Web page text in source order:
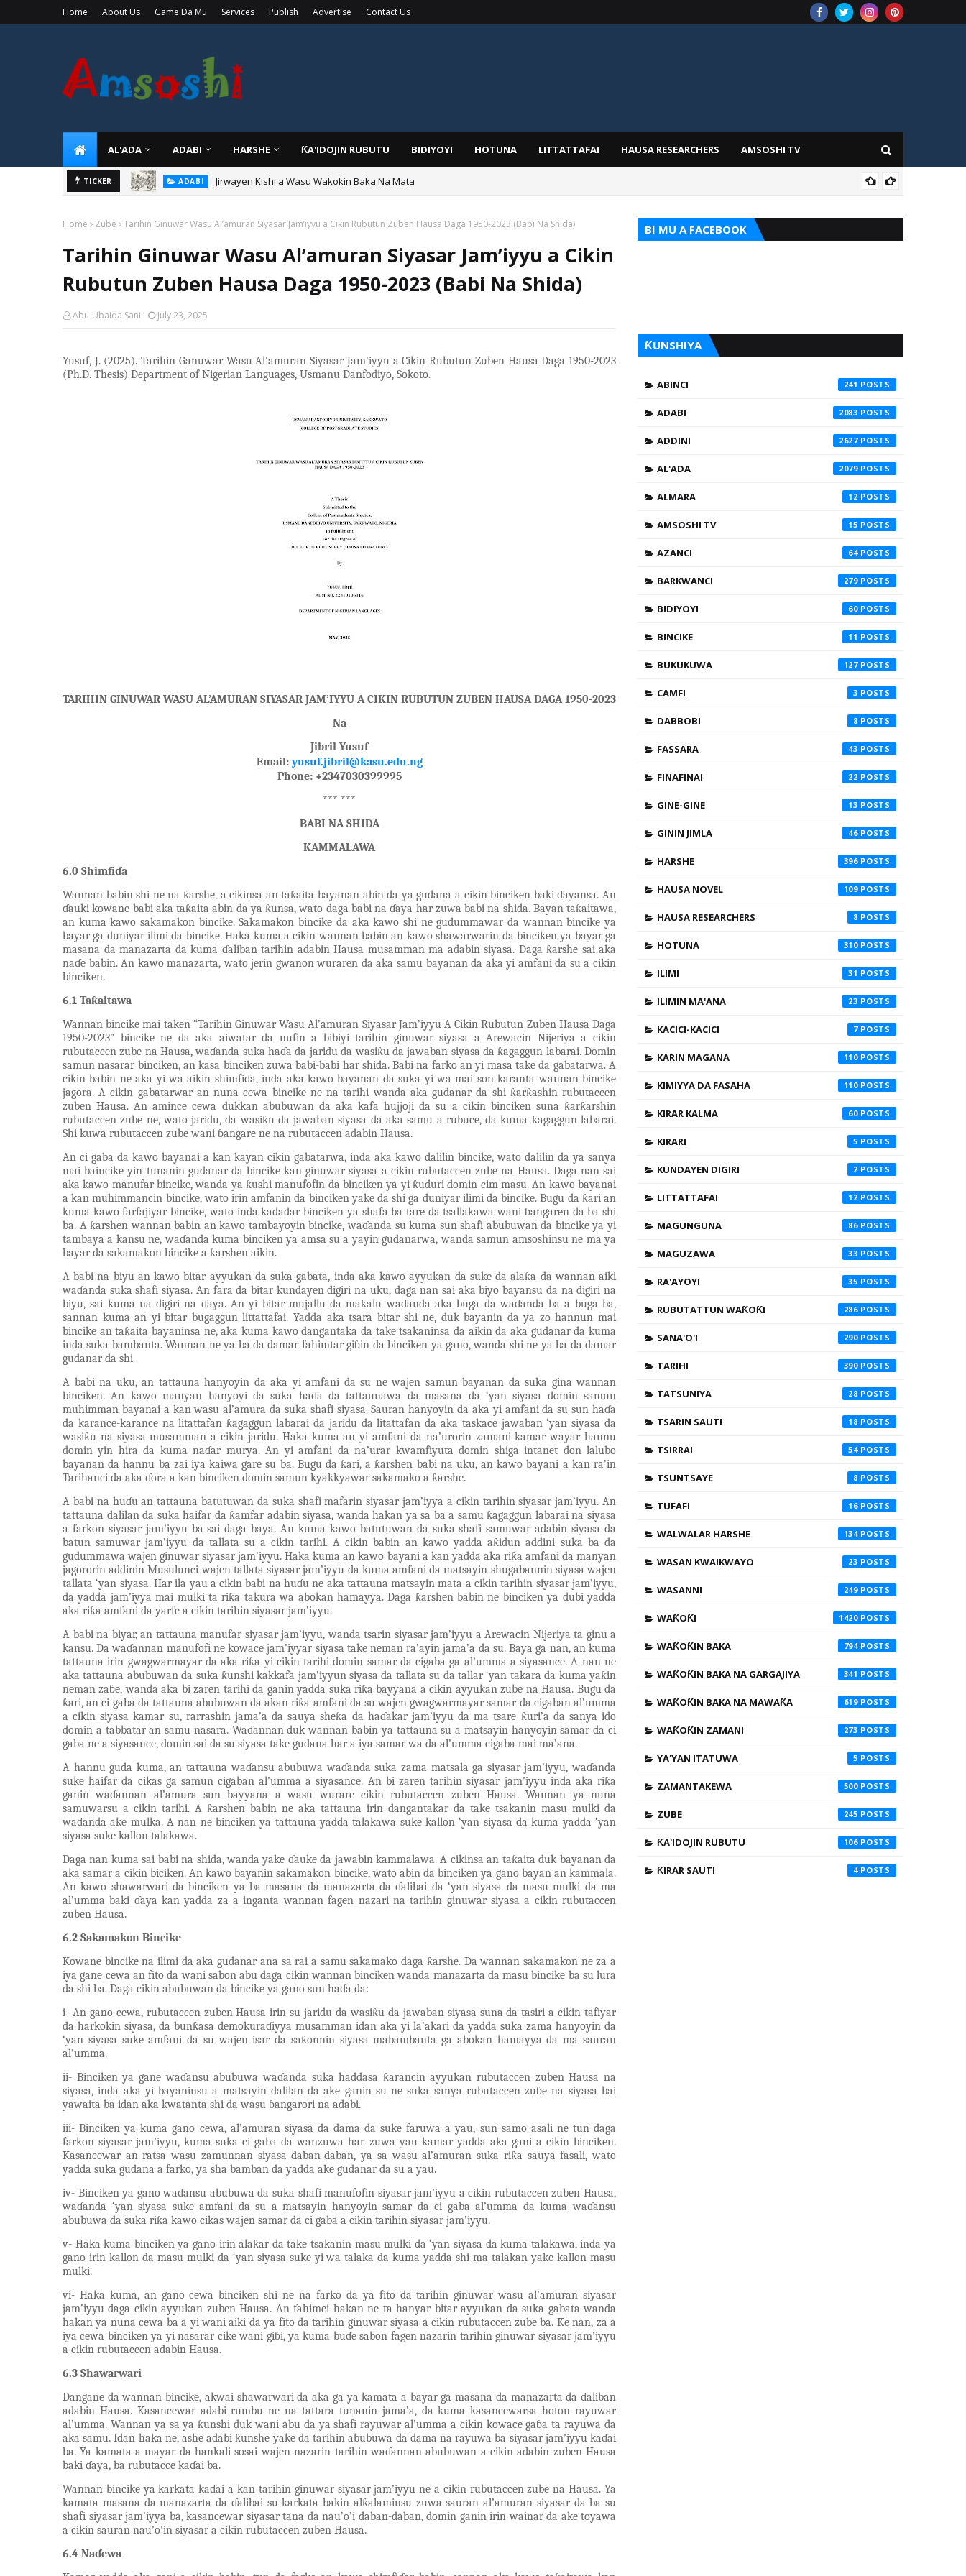
Home About Us Game Da Mu Services Publish Advertise Contact Us
AL'ADA ADABI HARSHE ƘA'IDOJIN RUBUTU BIDIYOYI HOTUNA LITTATTAFAI HAUSA RESEARCHERS AMSOSHI TV
TICKER TARIHI Sarkin Gummi Na Sha Biyar: Sarkin Mafaran Gummi Justice Lawal Hassan
Home Zube Tarihin Ginuwar Wasu Al’amuran Siyasar Jam’iyyu a Cikin Rubutun Zuben Hausa Daga 1950-2023 (Babi Na Shida)
Tarihin Ginuwar Wasu Al’amuran Siyasar Jam’iyyu a Cikin
Rubutun Zuben Hausa Daga 1950-2023 (Babi Na Shida)
Abu-Ubaida Sani July 23, 2025
Yusuf, J. (2025). Tarihin Ganuwar Wasu Al'amuran Siyasar Jam'iyyu a Cikin Rubutun Zuben Hausa Daga 1950-2023
(Ph.D. Thesis) Department of Nigerian Languages, Usmanu Danfodiyo, Sokoto.
TARIHIN GINUWAR WASU AL’AMURAN SIYASAR JAM’IYYU A CIKIN RUBUTUN ZUBEN HAUSA DAGA1950-2023
Na
Jibril Yusuf
Email:yusuf.jibril@kasu.edu.ng
Phone: +2347030399995
*** ***
BABI NA SHIDA
KAMMALAWA
6.0 Shimfiɗa
Wannan babin shi ne na ƙarshe, a cikinsa an taƙaita bayanan abin da ya gudana a cikin binciken baki ɗayansa. An
ɗauki kowane babi aka taƙaita abin da ya ƙunsa, wato daga babi na ɗaya har zuwa babi na shida. Bayan taƙaitawa,
an kuma kawo sakamakon bincike. Sakamakon bincike da aka kawo shi ne gudummawar da wannan bincike ya
bayar ga duniyar ilimi da bincike. Haka kuma a cikin wannan babin an kawo shawarwarin da binciken ya bayar ga
masana da manazarta da kuma ɗaliban tarihin adabin Hausa musamman ma adabin siyasa. Daga ƙarshe sai aka
naɗe babin. An kawo manazarta, wato jerin gwanon wuraren da aka samu bayanan da aka yi amfani da su a cikin
binciken.
6.1 Taƙaitawa
Wannan bincike mai taken “Tarihin Ginuwar Wasu Al’amuran Siyasar Jam’iyyu A Cikin Rubutun Zuben Hausa Daga
1950-2023” bincike ne da aka aiwatar da nufin a bibiyi tarihin ginuwar siyasa a Arewacin Nijeriya a cikin
rubutaccen zube na Hausa, waɗanda suka haɗa da jaridu da wasiƙu da jawaban siyasa da ƙagaggun labarai. Domin
samun nasarar binciken, an kasa binciken zuwa babi-babi har shida. Babi na farko an yi masa take da gabatarwa. A
cikin babin ne aka yi wa aikin shimfiɗa, inda aka kawo bayanan da suka yi wa mai son karanta wannan bincike
jagora. A cikin gabatarwar an nuna cewa bincike ne na tarihi wanda aka gudanar da shi ƙarƙashin rubutaccen
zuben Hausa. An amince cewa dukkan abubuwan da aka kafa hujjoji da su a cikin binciken suna ƙarƙarshin
rubutaccen zube ne, wato jaridu, da wasiƙu da jawaban siyasa da aka samu a rubuce, da kuma ƙagaggun labarai.
Shi kuwa rubutaccen zube wani ɓangare ne na rubutaccen adabin Hausa.
An ci gaba da kawo bayanai a kan kayan cikin gabatarwa, inda aka kawo dalilin bincike, wato dalilin da ya sanya
mai baincike yin tunanin gudanar da bincike kan ginuwar siyasa a cikin rubutaccen zube na Hausa. Daga nan sai
aka kawo manufar bincike, wanda ya ƙushi manufofin da binciken ya yi ƙuduri domin cim masu. An kawo bayanai
a kan muhimmancin bincike, wato irin amfanin da binciken yake da shi ga duniyar ilimi da bincike. Bugu da ƙari an
kuma kawo farfajiyar bincike, wato inda kadadar bincikenya shafa ba tare da tsallakawa wani ɓangaren da ba shi
ba. A ƙarshen wannan babin an kawo tambayoyin bincike, waɗanda su kuma sun shafi abubuwan da bincike ya yi
tambaya a kansu ne, waɗanda kuma binciken ya amsa su a yayin gudanarwa, wanda samun amsoshinsu ne ma ya
bayar da sakamakon bincike a ƙarshen aikin.
A babi na biyu an kawo bitar ayyukan da suka gabata, inda aka kawo ayyukan da suke da alaƙa da wannan aiki
waɗanda suka shafi siyasa. An fara da bitar kundayen digiri na uku, daga nan sai aka biyo bayansu da na digiri na
biyu, sai kuma na digiri na ɗaya. An yi bitar mujallu da maƙalu waɗanda aka buga da waɗanda ba a buga ba,
sannan kuma an yi bitar bugaggun littattafai. Yadda aka tsara bitar shi ne, duk bayanin da ya zo hannun mai
bincike an taƙaita bayaninsa ne, aka kuma kawo dangantaka da take tsakaninsa da aikin da aka gudanar da kuma
inda suka bambanta. Wannan ne ya ba da damar fahimtar giɓin da binciken ya gano, wanda shi ne ya ba da damar
gudanar da shi.
A babi na uku, an tattauna hanyoyin da aka yi amfani da su ne wajen samun bayanan da suka gina wannan
binciken. An kawo manyan hanyoyi da suka haɗa da tattaunawa da masana da ‘yan siyasa domin samun
muhimman bayanai a kan wasu al’amura da suka shafi siyasa. Sauran hanyoyin da aka yi amfani da su sun haɗa
da karance-karance na litattafan ƙagaggun labarai da jaridu da litattafan da aka taskace jawaban ‘yan siyasa da
wasiƙu na siyasa musamman a cikin jaridu. Haka kuma an yi amfani da na’urorin zamani kamar wayar hannu
domin yin hira da kuma naɗar murya. An yi amfani da na’urar kwamfiyuta domin shiga intanet don lalubo
bayanan da hannu ba zai iya kaiwa gare su ba. Bugu da ƙari, a ƙarshen babi na uku, an kawo bayani a kan ra’in
Tarihanci da aka ɗora a kan binciken domin samun kyakkyawar sakamako a ƙarshe.
A babi na huɗu an tattauna batutuwan da suka shafi mafarin siyasar jam’iyya a cikin tarihin siyasar jam’iyyu. An
tattauna dalilan da suka haifar da ƙamfar adabin siyasa, wanda hakan ya sa ba a samu ƙagaggun labarai na siyasa
a farkon siyasar jam’iyyu ba sai daga baya. An kuma kawo batutuwan da suka shafi samuwar adabin siyasa da
batun samuwar jam’iyyu da tallata su a cikin tarihi. A cikin babin an kawo yadda aƙidun addini suka ba da
gudummawa wajen ginuwar siyasar jam’iyyu. Haka kuma an kawo bayani a kan yadda aka riƙa amfani da manyan
jagororin addinin Musulunci wajen tallata siyasar jam’iyyu da kuma amfani da matsayin shugabannin siyasa wajen
tallata ‘yan siyasa. Har ila yau a cikin babi na huɗu ne aka tattauna matsayin mata a cikin tarihin siyasar jam’iyyu,
da yadda jam’iyya mai mulki ta riƙa takura wa abokan hamayya. Daga ƙarshen babin ne binciken ya dubi yadda
aka riƙa amfani da yarfe a cikin tarihin siyasar jam’iyyu.
A babi na biyar, an tattauna manufar siyasarjam’iyyu, wanda tsarin siyasar jam’iyyu a Arewacin Nijeriya ta ginu a
kansu. Da waɗannan manufofi ne kowace jam’iyyar siyasa take neman ra’ayin jama’a da su. Baya ga nan, an kuma
tattauna irin gwagwarmayar da aka riƙa yi cikin tarihi domin samar da cigaba ga al’umma a siyasance. A nan ne
aka tattauna abubuwan da suka ƙunshi kakkafa jam’iyyun siyasa da tallata su da tallar ‘yan takara da kuma yaƙin
neman zaɓe, wanda aka bi zaren tarihi da ganin yadda suka riƙa bayyana a cikin ayyukan zube na Hausa. Bugu da
ƙari, an ci gaba da tattauna abubuwan da akan riƙa amfani da su wajen gwagwarmayar samar da cigaban al’umma
a cikin siyasa kamar su, rarrashin jama’a da sauya sheƙa da haɗakar jam’iyyu da ma tsare ƙuri’a da sanya ido
domin a tabbatar an samu nasara. Waɗannan duk wannan babin ya tattauna su a matsayin hanyoyin samar da ci
gaba ne a siyasance, domin sai da su siyasa take gudana har a iya samar wa da al’umma cigaba mai ma’ana.
A hannu guda kuma, an tattauna waɗansu abubuwa waɗanda suka zama matsala ga siyasar jam’iyyu, waɗanda
suke haifar da cikas ga samun cigaban al’umma a siyasance. An bi zaren tarihin siyasar jam’iyyu inda aka riƙa
ganin waɗannan al’amura sun bayyana a wasu wurare cikin rubutaccen zuben Hausa. Wannan ya nuna
samuwarsu a cikin tarihi. A ƙarshen babin ne aka tattauna irin dangantakar da take tsakanin masu mulki da
waɗanda ake mulka. A nan ne binciken ya tattauna yadda talakawa suke kallon ‘yan siyasa da kuma yadda ‘yan
siyasa suke kallon talakawa.
Daga nan kuma sai babi na shida, wanda yake ɗauke da jawabin kammalawa. A cikinsa an taƙaita duk bayanan da
aka samar a cikin biciken. An kawo bayanin sakamakon bincike, wato abin da binciken ya gano bayan an kammala.
An kawo shawarwari da binciken ya ba masana da manazarta da ɗalibai da ‘yan siyasa da masu mulki da ma
al’umma baki ɗaya kan yadda za a inganta wannan fagen nazari na tarihin ginuwar siyasa a cikin rubutaccen
zuben Hausa.
6.2 Sakamakon Bincike
Kowane bincike na ilimi da aka gudanar ana sa rai a samu sakamako daga ƙarshe. Da wannan sakamakon ne za a
iya gane cewa an fito da wani sabon abu daga cikin wannan binciken wanda manazarta da masu bincike ba su lura
da shi ba. Daga cikin abubuwan da bincike ya gano sun haɗa da:
i- An gano cewa, rubutaccen zuben Hausa irin su jaridu da wasiƙu da jawaban siyasa suna da tasiri a cikin tafiyar
da harkokin siyasa, da bunƙasa demokuraɗiyya musamman idan aka yi la’akari da yadda suka zama hanyoyin da
‘yan siyasa suke amfani da su wajen isar da saƙonnin siyasa mabambanta ga abokan hamayya da ma sauran
al’umma.
ii- Binciken ya gane waɗansu abubuwa waɗanda suka haddasa ƙarancin ayyukan rubutaccen zuben Hausa na
siyasa, inda aka yi bayaninsu a matsayin dalilan da ake ganin su ne suka sanya rubutaccen zuɓe na siyasa bai
yawaita ba idan aka kwatanta shi da wasu ɓangarori na adabi.
iii- Binciken ya kuma gano cewa, al’amuran siyasa da dama da suke faruwa a yau, sun samo asali ne tun daga
farkon siyasar jam’iyyu, kuma suka ci gaba da wanzuwa har zuwa yau kamar yadda aka gani a cikin binciken.
Kasancewar an ratsa wasu zamunnan siyasa daban-daban, ya sa wasu al’amuran suka riƙa sauya fasali, wato
yadda suka gudana a farko, ya sha bamban da yadda ake gudanar da su a yau.
iv- Binciken ya gano waɗansu abubuwa da suka shafi manufofin siyasar jam’iyyu a cikin rubutaccen zuben Hausa,
waɗanda ‘yan siyasa suke amfani da su a matsayin hanyoyin samar da ci gaba al’umma da kuma waɗansu
abubuwa da suka riƙa kawo cikas wajen samar da ci gaba a cikin tarihin siyasar jam’iyyu.
v- Haka kuma binciken ya gano irin alaƙar da take tsakanin masu mulki da ‘yan siyasa da kuma talakawa, inda ya
gano irin kallon da masu mulki da ‘yan siyasa suke yi wa talaka da kuma yadda shi ma talakan yake kallon masu
mulki.
vi- Haka kuma, an gano cewa binciken shi ne na farko da ya fito da tarihin ginuwar wasu al’amuran siyasar
jam’iyyu daga cikin ayyukan zuben Hausa. An fahimci hakan ne ta hanyar bitar ayyukan da suka gabata wanda
hakan ya nuna cewa ba a yi wani aiki da ya fito da tarihin ginuwar siyasa a cikin rubutaccen zube ba. Ke nan, za a
iya cewa binciken ya yi nasarar cike wani giɓi, ya kuma buɗe sabon fagen nazarin tarihin ginuwar siyasar jam’iyyu
a cikin rubutaccen adabin Hausa.
6.3 Shawarwari
Dangane da wannan bincike, akwai shawarwari da aka ga ya kamata a bayar ga masana da manazarta da ɗaliban
adabin Hausa. Kasancewar adabi rumbu ne na tattara tunanin jama’a, da kuma kasancewarsa hoton rayuwar
al’umma. Wannan ya sa ya ƙunshi duk wani abu da ya shafi rayuwar al’umma a cikin kowace gaɓa ta rayuwa da
aka samu. Idan haka ne, ashe adabi ƙunshe yake da tarihin abubuwa da dama na rayuwa ba siyasar jam’iyyu kaɗai
ba. Ya kamata a mayar da hankali sosai wajen nazarin tarihin waɗannan abubuwan a cikin adabin zuben Hausa
baki ɗaya, ba rubutacce kaɗai ba.
Wannan bincike ya karkata kaɗai a kan tarihin ginuwar siyasar jam’iyyu ne a cikin rubutaccen zube na Hausa. Ya
kamata masana da manazarta da ɗalibai su karkata bakin alƙalaminsu zuwa sauran al’amuran siyasar da ba su
shafi siyasar jam’iyya ba, kasancewar siyasar tana da nau’o’i daban-daban, domin ganin irin wainar da ake toyawa
a cikin sauran nau’o’in siyasar a cikin rubutaccen zuben Hausa.
6.4 Naɗewa
BI MU A FACEBOOK
ƘUNSHIYA
ABINCI 241
ADABI 2083
ADDINI 2627
AL'ADA 2079
ALMARA 12
AMSOSHI TV 15
AZANCI 64
BARKWANCI 279
BIDIYOYI 60
BINCIKE 11
BUKUKUWA 127
CAMFI 3
DABBOBI 8
FASSARA 43
FINAFINAI 22
GINE-GINE 13
GININ JIMLA 46
HARSHE 396
HAUSA NOVEL 109
HAUSA RESEARCHERS 8
HOTUNA 310
ILIMI 31
ILIMIN MA'ANA 23
KACICI-KACICI 7
KARIN MAGANA 110
KIMIYYA DA FASAHA 110
KIRAR KALMA 60
KIRARI 5
KUNDAYEN DIGIRI 2
LITTATTAFAI 12
MAGUNGUNA 86
MAGUZAWA 33
RA'AYOYI 35
RUBUTATTUN WAƘOƘI 286
SANA'O'I 290
TARIHI 390
TATSUNIYA 28
TSARIN SAUTI 18
TSIRRAI 54
TSUNTSAYE 8
TUFAFI 16
WALWALAR HARSHE 134
WASAN KWAIKWAYO 23
WASANNI 249
WAƘOƘI 1420
WAƘOƘIN BAKA 794
WAƘOƘIN BAKA NA GARGAJIYA 341
WAƘOƘIN BAKA NA MAWAƘA 619
WAƘOƘIN ZAMANI 273
YA'YAN ITATUWA 5
ZAMANTAKEWA 500
ZUBE 245
ƘA'IDOJIN RUBUTU 106
ƘIRAR SAUTI 4